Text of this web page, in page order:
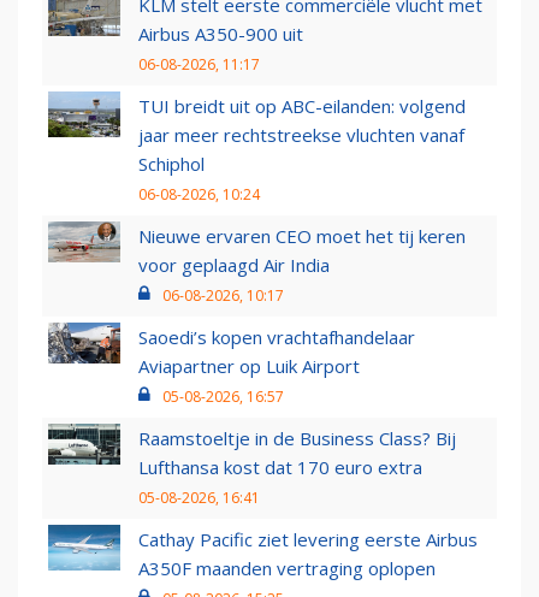
KLM stelt eerste commerciële vlucht met
Airbus A350-900 uit
06-08-2026, 11:17
TUI breidt uit op ABC-eilanden: volgend
jaar meer rechtstreekse vluchten vanaf
Schiphol
06-08-2026, 10:24
Nieuwe ervaren CEO moet het tij keren
voor geplaagd Air India
06-08-2026, 10:17
Saoedi’s kopen vrachtafhandelaar
Aviapartner op Luik Airport
05-08-2026, 16:57
Raamstoeltje in de Business Class? Bij
Lufthansa kost dat 170 euro extra
05-08-2026, 16:41
Cathay Pacific ziet levering eerste Airbus
A350F maanden vertraging oplopen